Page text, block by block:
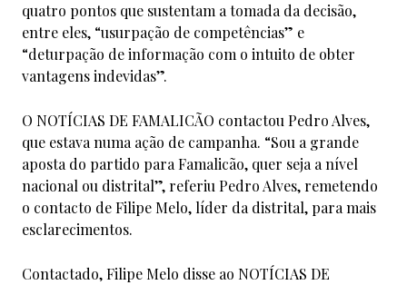
quatro pontos que sustentam a tomada da decisão,
entre eles, “usurpação de competências” e
“deturpação de informação com o intuito de obter
vantagens indevidas”.
O NOTÍCIAS DE FAMALICÃO contactou Pedro Alves,
que estava numa ação de campanha. “Sou a grande
aposta do partido para Famalicão, quer seja a nível
nacional ou distrital”, referiu Pedro Alves, remetendo
o contacto de Filipe Melo, líder da distrital, para mais
esclarecimentos.
Contactado, Filipe Melo disse ao NOTÍCIAS DE